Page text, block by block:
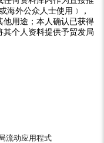
海外公众人士使用﹞，
他用途；本人确认已获得
个人资料提供予贸发局
流动应用程式